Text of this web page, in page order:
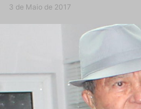
3 de Maio de 2017